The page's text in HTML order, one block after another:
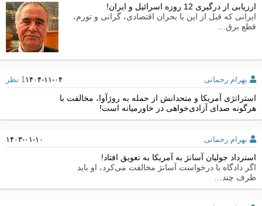
ارزیابی از درگیری 12 روزه اسرائیل و ایران!
ایرانی که قبل از این با بحران اقتصادی، گرانی و تورم،
قطع برق…
بهرام رحمانی ۱۴۰۴-۱۱-۰۴1 نظر
استراتژی آمریکا و متحدانش از حمله به روژآوا، مخالفت با
هرگونه صدای آزادی‌خواهی در خاورمیانه است!
بهرام رحمانی ۱۴۰۳-۰۱-۱۰
استرداد جولیان آسانژ به آمریکا به تعویق افتاد!
اگر دادگاه با درخواست آسانژ مخالفت می‌کرد، او باید
ظرف چند…